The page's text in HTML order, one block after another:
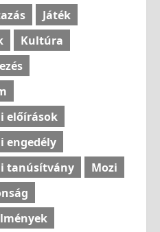
Játék
Kultúra
előírások
engedély
tanúsítvány
Mozi